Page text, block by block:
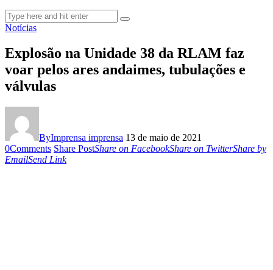
Notícias
Explosão na Unidade 38 da RLAM faz
voar pelos ares andaimes, tubulações e
válvulas
ByImprensa imprensa 13 de maio de 2021
0Comments Share PostShare on FacebookShare on TwitterShare by
EmailSend Link